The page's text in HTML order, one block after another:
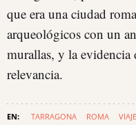
que era una ciudad
arqueológicos con un
murallas, y la evidencia
relevancia.
TARRAGONA ROMA